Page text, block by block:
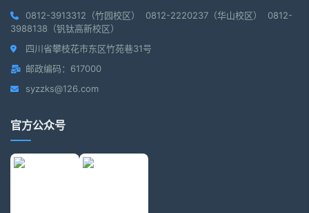
0812-3913312（竹园校区） 0812-2220237（华山校区） 0812-
3988138（钒钛高新校区）
四川省攀枝花市东区竹苑巷31号
邮政编码：617000
syzzks@126.com
官方公众号